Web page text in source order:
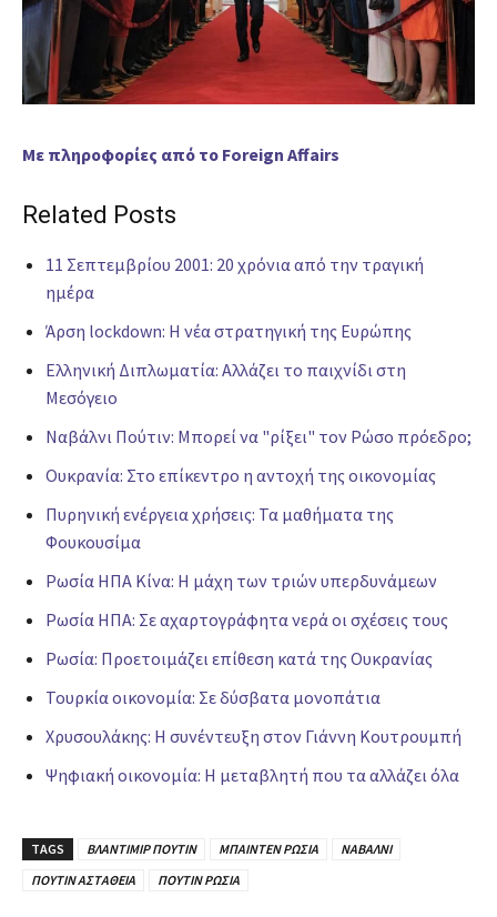
Με πληροφορίες από το Foreign Affairs
Related Posts
11 Σεπτεμβρίου 2001: 20 χρόνια από την τραγική
ημέρα
Άρση lockdown: Η νέα στρατηγική της Ευρώπης
Ελληνική Διπλωματία: Αλλάζει το παιχνίδι στη
Μεσόγειο
Ναβάλνι Πούτιν: Μπορεί να "ρίξει" τον Ρώσο πρόεδρο;
Ουκρανία: Στο επίκεντρο η αντοχή της οικονομίας
Πυρηνική ενέργεια χρήσεις: Τα μαθήματα της
Φουκουσίμα
Ρωσία ΗΠΑ Κίνα: Η μάχη των τριών υπερδυνάμεων
Ρωσία ΗΠΑ: Σε αχαρτογράφητα νερά οι σχέσεις τους
Ρωσία: Προετοιμάζει επίθεση κατά της Ουκρανίας
Τουρκία οικονομία: Σε δύσβατα μονοπάτια
Χρυσουλάκης: Η συνέντευξη στον Γιάννη Κουτρουμπή
Ψηφιακή οικονομία: Η μεταβλητή που τα αλλάζει όλα
TAGS ΒΛΑΝΤΙΜΙΡ ΠΟΥΤΙΝ ΜΠΑΙΝΤΕΝ ΡΩΣΙΑ
ΝΑΒΑΛΝΙ
ΠΟΥΤΙΝ ΑΣΤΑΘΕΙΑ
ΠΟΥΤΙΝ ΡΩΣΙΑ